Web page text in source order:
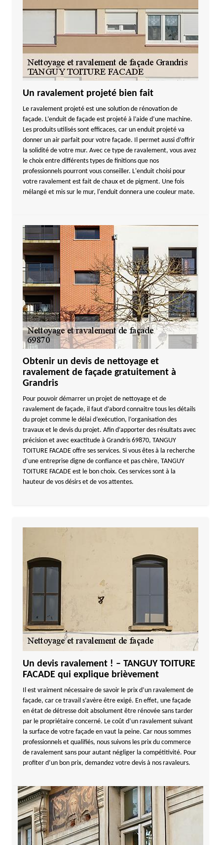
Un ravalement projeté bien fait
Le ravalement projeté est une solution de rénovation de
façade. L’enduit de façade est projeté à l’aide d’une machine.
Les produits utilisés sont efficaces, car un enduit projeté va
donner un air parfait pour votre façade. Il permet aussi d’offrir
la solidité de votre mur. Avec ce type de ravalement, vous avez
le choix entre différents types de finitions que nos
professionnels pourront vous conseiller. L'enduit choisi pour
votre ravalement est fait de chaux et de pigment. Une fois
mélangé et mis sur le mur, l'enduit donnera une couleur mate.
Obtenir un devis de nettoyage et
ravalement de façade gratuitement à
Grandris
Pour pouvoir démarrer un projet de nettoyage et de
ravalement de façade, il faut d’abord connaitre tous les détails
du projet comme le délai d’exécution, l’organisation des
travaux et le devis du projet. Afin d’apporter des résultats avec
précision et avec exactitude à Grandris 69870, TANGUY
TOITURE FACADE offre ses services. Si vous êtes à la recherche
d’une entreprise digne de confiance et pas chère, TANGUY
TOITURE FACADE est le bon choix. Ces services sont à la
hauteur de vos désirs et de vos attentes.
Un devis ravalement ! – TANGUY TOITURE
FACADE qui explique brièvement
Il est vraiment nécessaire de savoir le prix d’un ravalement de
façade, car ce travail s’avère être exigé. En effet, une façade
en état de détresse doit absolument être rénovée sans tarder
par le propriétaire concerné. Le coût d’un ravalement suivant
la surface de votre façade en vaut la peine. Car nous sommes
professionnels et qualifiés, nous suivons les prix du commerce
de ravalement sans pour autant négliger la compétitivité. Pour
profiter d’un bon prix, demandez votre devis à nos ravaleurs.